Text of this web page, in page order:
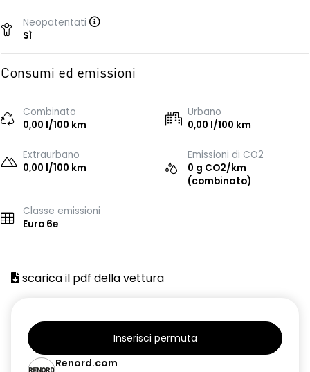
Neopatentati
Sì
Consumi ed emissioni
Combinato
0,00 l/100 km
Urbano
0,00 l/100 km
Extraurbano
0,00 l/100 km
Emissioni di CO2
0 g CO2/km
(combinato)
Classe emissioni
Euro 6e
scarica il pdf della vettura
Inserisci permuta
Renord.com